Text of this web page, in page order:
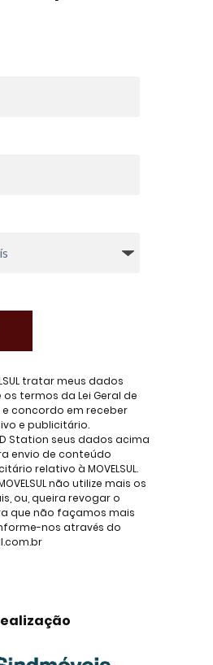
tratar meus dados
termos da Lei Geral de
concordo em receber
e publicitário.
Station seus dados acima
envio de conteúdo
relativo à MOVELSUL.
não utilize mais os
ou, queira revogar o
que não façamos mais
nos através do